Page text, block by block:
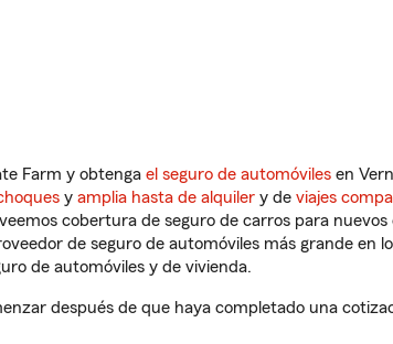
Farm y obtenga el seguro de automóviles en
y amplia hasta de alquiler y de viajes
cobertura de seguro de carros para
de seguro de automóviles más grande en
de automóviles y de vivienda.
después de que haya completado una